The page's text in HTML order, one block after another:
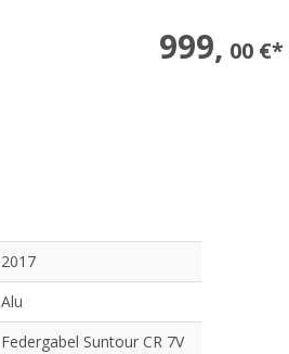
999, 00 €*
2017
Alu
Federgabel Suntour CR 7V